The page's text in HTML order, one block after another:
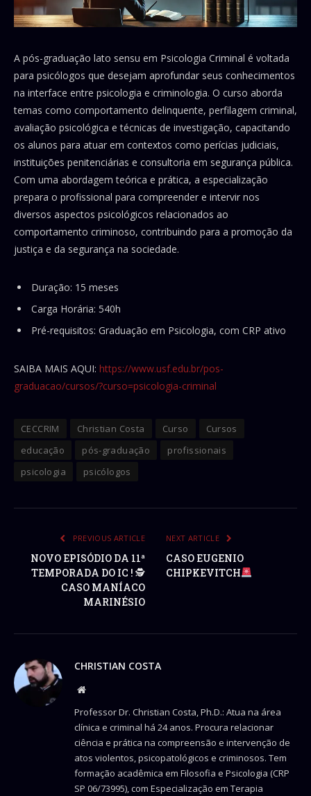
A pós-graduação lato sensu em Psicologia Criminal é voltada
para psicólogos que desejam aprofundar seus conhecimentos
na interface entre psicologia e criminologia. O curso aborda
temas como comportamento delinquente, perfilagem criminal,
avaliação psicológica e técnicas de investigação, capacitando
os alunos para atuar em contextos como perícias judiciais,
instituições penitenciárias e consultoria em segurança pública.
Com uma abordagem teórica e prática, a especialização
prepara o profissional para compreender e intervir nos
diversos aspectos psicológicos relacionados ao
comportamento criminoso, contribuindo para a promoção da
justiça e da segurança na sociedade.
Duração: 15 meses
Carga Horária: 540h
Pré-requisitos: Graduação em Psicologia, com CRP ativo
SAIBA MAIS AQUI: https://www.usf.edu.br/pos-
graduacao/cursos/?curso=psicologia-criminal
CECCRIM Christian Costa Curso
Cursos
educação
pós-graduação
profissionais
psicologia
psicólogos
PREVIOUS ARTICLE
NOVO EPISÓDIO DA 11ª
TEMPORADA DO IC ! 🕵
CASO MANÍACO
MARINÉSIO
NEXT ARTICLE
CASO EUGENIO
CHIPKEVITCH
CHRISTIAN COSTA
Website
Professor Dr. Christian Costa, Ph.D.: Atua na área
clínica e criminal há 24 anos. Procura relacionar
ciência e prática na compreensão e intervenção de
atos violentos, psicopatológicos e criminosos. Tem
formação acadêmica em Filosofia e Psicologia (CRP
SP 06/73995), com Especialização em Terapia